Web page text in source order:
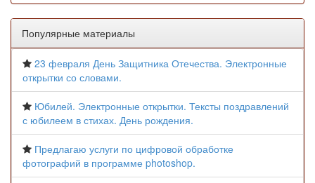
Популярные материалы
23 февраля День Защитника Отечества. Электронные
открытки со словами.
Юбилей. Электронные открытки. Тексты поздравлений
с юбилеем в стихах. День рождения.
Предлагаю услуги по цифровой обработке
фотографий в программе photoshop.